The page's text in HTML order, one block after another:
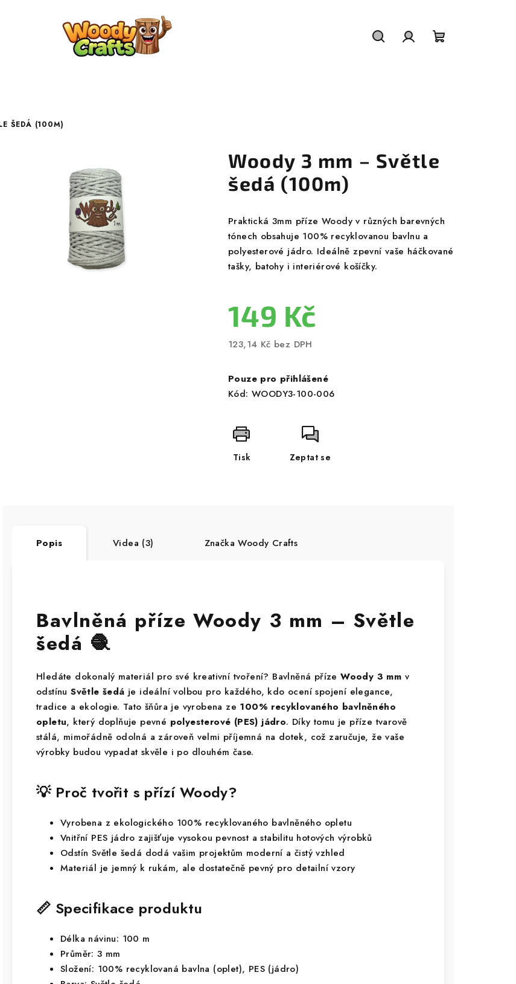
ŠEDÁ (100M)
Woody 3 mm – Světle
šedá (100m)
Praktická 3mm příze Woody v různých barevných
tónech obsahuje 100% recyklovanou bavlnu a
polyesterové jádro. Ideálně zpevní vaše háčkované
tašky, batohy i interiérové košíčky.
149 Kč
123,14 Kč bez DPH
cena:
Pouze pro přihlášené
Kód: WOODY3-100-006
Tisk Zeptat se
Popis Videa (3) Značka Woody Crafts
Bavlněná příze Woody 3 mm – Světle
šedá 🧶
Hledáte dokonalý materiál pro své kreativní tvoření? Bavlněná přízeWoody 3 mm v
odstínuSvětle šedá je ideální volbou pro každého, kdo ocení spojení elegance,
tradice a ekologie. Tato šňůra je vyrobena ze 100% recyklovaného bavlněného
opletu, který doplňuje pevné polyesterové (PES) jádro. Díky tomu je příze tvarově
stálá, mimořádně odolná a zároveň velmi příjemná na dotek, což zaručuje, že vaše
výrobky budou vypadat skvěle i po dlouhém čase.
💡 Proč tvořit s přízí Woody?
Vyrobena z ekologického 100% recyklovaného bavlněného opletu
Vnitřní PES jádro zajišťuje vysokou pevnost a stabilitu hotových výrobků
Odstín Světle šedá dodá vašim projektům moderní a čistý vzhled
Materiál je jemný k rukám, ale dostatečně pevný pro detailní vzory
📏 Specifikace produktu
Délka návinu: 100 m
Průměr: 3 mm
Složení: 100% recyklovaná bavlna (oplet), PES (jádro)